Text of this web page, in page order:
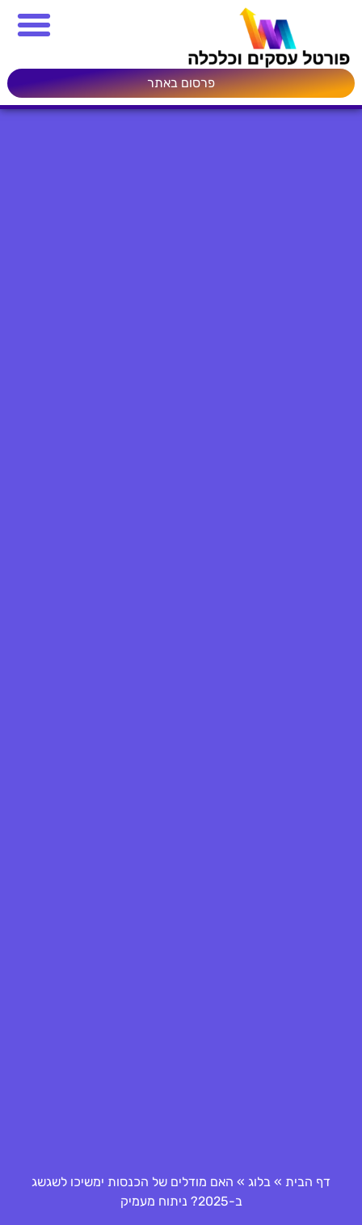
פרסום באתר
דף הבית » בלוג » האם מודלים של הכנסות ימשיכו לשגשג
ב-2025? ניתוח מעמיק